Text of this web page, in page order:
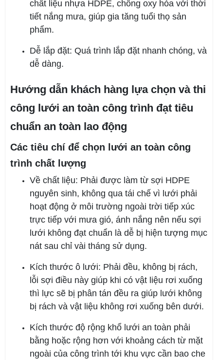
chất liệu nhựa HDPE, chống oxy hóa với thời
tiết nắng mưa, giúp gia tăng tuổi thọ sản
phẩm.
Dễ lắp đặt: Quá trình lắp đặt nhanh chóng, và
dễ dàng.
Hướng dẫn khách hàng lựa chọn và thi
công lưới an toàn công trình đạt tiêu
chuẩn an toàn lao động
Các tiêu chí để chọn lưới an toàn công
trình chất lượng
Về chất liệu: Phải được làm từ sợi HDPE
nguyên sinh, không qua tái chế vì lưới phải
hoạt động ở môi trường ngoài trời tiếp xúc
trực tiếp với mưa gió, ánh nắng nên nếu sợi
lưới không đạt chuẩn là dễ bị hiện tượng mục
nát sau chỉ vài tháng sử dụng.
Kích thước ô lưới: Phải đều, không bị rách,
lỗi sợi điều này giúp khi có vật liệu rơi xuống
thì lực sẽ bị phân tán đều ra giúp lưới không
bị rách và vật liệu không rơi xuống bên dưới.
Kích thước độ rộng khổ lưới an toàn phải
bằng hoặc rộng hơn với khoảng cách từ mặt
ngoài của công trình tới khu vực cần bao che